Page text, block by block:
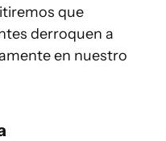
que
derroquen a
en nuestro